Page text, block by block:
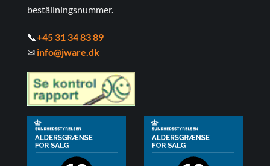
beställningsnummer.
📞+45 31 34 83 89
✉ info@jware.dk